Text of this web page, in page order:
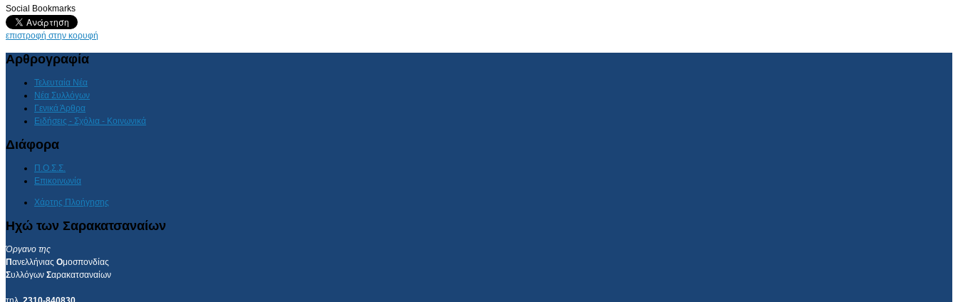
AdmirorGallery 4.5.0 , author/s
Social Bookmarks
επιστροφή στην κορυφή
Αρθρογραφία
Τελευταία Νέα
Νέα Συλλόγων
Γενικά Άρθρα
Ειδήσεις - Σχόλια - Κοινωνικά
Διάφορα
Π.Ο.Σ.Σ.
Επικοινωνία
Χάρτης Πλοήγησης
Ηχώ των Σαρακατσαναίων
Όργανο της
Πανελλήνιας Ομοσπονδίας
Συλλόγων Σαρακατσαναίων